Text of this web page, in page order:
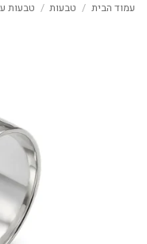
עמוד הבית / טבעות / טבעות